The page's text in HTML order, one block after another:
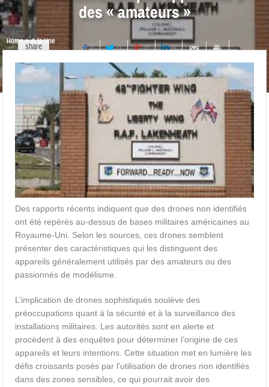
des « amateurs »
share 0 0 0 0
Home A la Une
Des rapports récents indiquent que des drones non identifiés
ont été repérés au-dessus de bases militaires américaines au
Royaume-Uni. Selon les sources, ces drones semblent
présenter des caractéristiques qui les distinguent des
appareils généralement utilisés par des amateurs ou des
passionnés de modélisme.
L’implication de drones sophistiqués soulève des
préoccupations quant à la sécurité et à la surveillance des
installations militaires. Les autorités sont en alerte et
procèdent à des enquêtes pour déterminer l’origine de ces
appareils et leurs intentions. Cette situation met en lumière les
défis croissants posés par l’utilisation de drones non identifiés
dans des zones sensibles, ce qui pourrait avoir des